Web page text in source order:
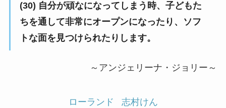
(30) 自分が頑なになってしまう時、子どもた
ちを通して非常にオープンになったり、ソフ
トな面を見つけられたりします。
～アンジェリーナ・ジョリー～
ローランド 志村けん